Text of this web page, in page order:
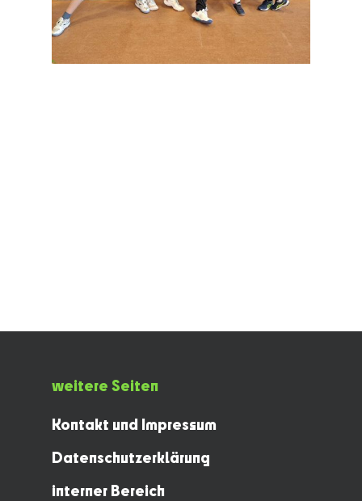
weitere Seiten
Kontakt und Impressum
Datenschutzerklärung
interner Bereich